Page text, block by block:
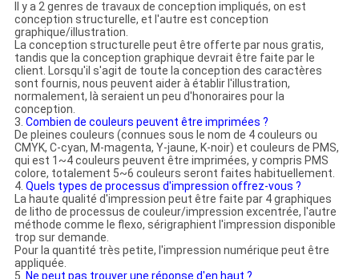
Il y a 2 genres de travaux de conception impliqués, on est
conception structurelle, et l'autre est conception
graphique/illustration.
La conception structurelle peut être offerte par nous gratis,
tandis que la conception graphique devrait être faite par le
client. Lorsqu'il s'agit de toute la conception des caractères
sont fournis, nous peuvent aider à établir l'illustration,
normalement, là seraient un peu d'honoraires pour la
conception.
3. Combien de couleurs peuvent être imprimées ?
De pleines couleurs (connues sous le nom de 4 couleurs ou
CMYK, C-cyan, M-magenta, Y-jaune, K-noir) et couleurs de PMS,
qui est 1~4 couleurs peuvent être imprimées, y compris PMS
colore, totalement 5~6 couleurs seront faites habituellement.
4. Quels types de processus d'impression offrez-vous ?
La haute qualité d'impression peut être faite par 4 graphiques
de litho de processus de couleur/impression excentrée, l'autre
méthode comme le flexo, sérigraphient l'impression disponible
trop sur demande.
Pour la quantité très petite, l'impression numérique peut être
appliquée.
5. Ne peut pas trouver une réponse d'en haut ?